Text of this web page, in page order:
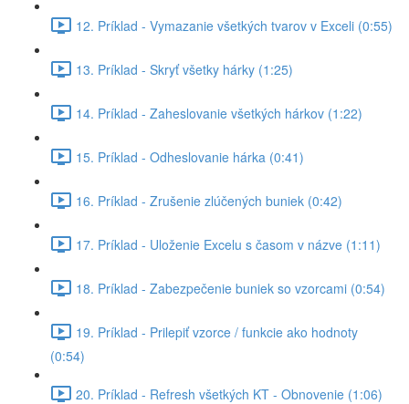
12. Príklad - Vymazanie všetkých tvarov v Exceli (0:55)
13. Príklad - Skryť všetky hárky (1:25)
14. Príklad - Zaheslovanie všetkých hárkov (1:22)
15. Príklad - Odheslovanie hárka (0:41)
16. Príklad - Zrušenie zlúčených buniek (0:42)
17. Príklad - Uloženie Excelu s časom v názve (1:11)
18. Príklad - Zabezpečenie buniek so vzorcami (0:54)
19. Príklad - Prilepiť vzorce / funkcie ako hodnoty
(0:54)
20. Príklad - Refresh všetkých KT - Obnovenie (1:06)